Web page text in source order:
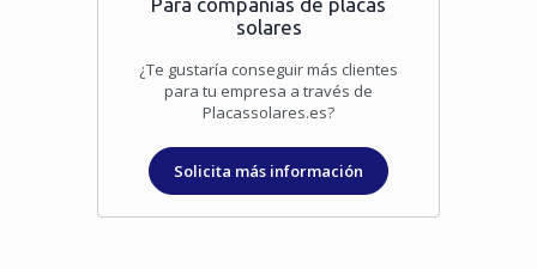
solares
¿Te gustaría conseguir más clientes
para tu empresa a través de
Placassolares.es?
Solicita más información